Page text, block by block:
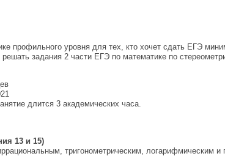
профильного уровня для тех, кто хочет сдать ЕГЭ
задания 2 части ЕГЭ по математике по
длится 3 академических часа.
13 и 15)
тригонометрическим, логарифмическим и